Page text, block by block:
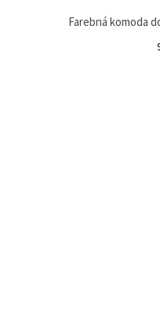
Farebná komoda